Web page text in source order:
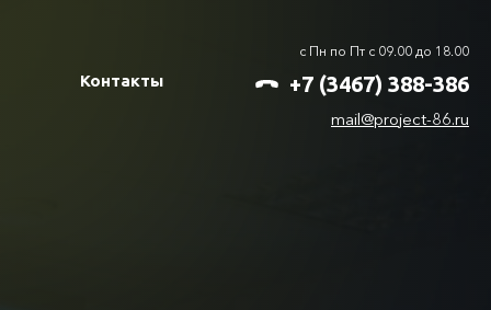
Контакты
с Пн по Пт с 09.00 до 18.00
+7 (3467) 388-386
mail@project-86.ru